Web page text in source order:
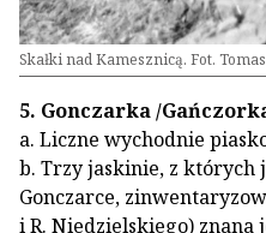
Skałki nad Kamesznicą. Fot.
5. Gonczarka /
a. Liczne wychodnie
b. Trzy jaskinie, z których
Gonczarce,
i R. Niedzielskiego) znana